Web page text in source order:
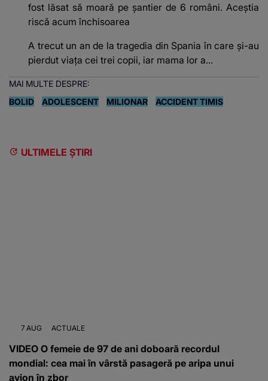
fost lăsat să moară pe şantier de 6 români. Aceștia
riscă acum închisoarea
A trecut un an de la tragedia din Spania în care și-au
pierdut viața cei trei copii, iar mama lor a…
MAI MULTE DESPRE:
BOLID
ADOLESCENT MILIONAR ACCIDENT TIMIS
ULTIMELE ȘTIRI
7 AUG ACTUALE
VIDEO O femeie de 97 de ani doboară recordul
mondial: cea mai în vârstă pasageră pe aripa unui
avion în zbor